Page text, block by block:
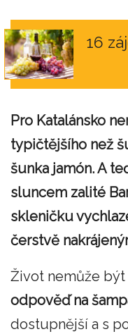
16
Pro Katalánsko
typičtějšího než
šunka jamón. A
sluncem zalité
skleničku
čerstvě
Život nemůže být
odpověď na
dostupnější a s